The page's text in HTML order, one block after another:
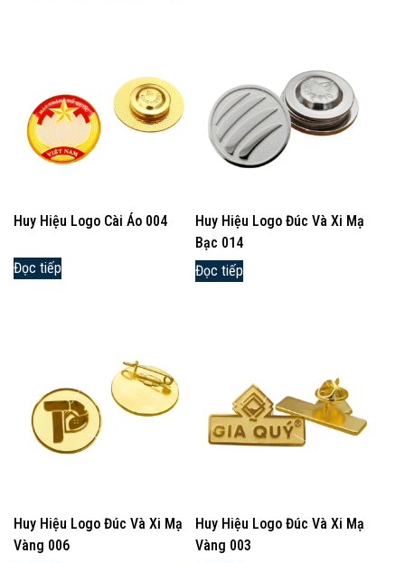
Huy Hiệu Logo Cài Áo 004
Đọc tiếp
Huy Hiệu Logo Đúc Và Xi Mạ
Bạc 014
Đọc tiếp
Huy Hiệu Logo Đúc Và Xi Mạ
Vàng 006
Huy Hiệu Logo Đúc Và Xi Mạ
Vàng 003